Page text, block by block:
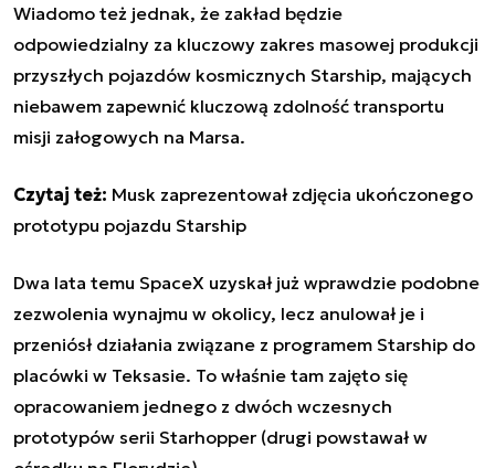
Wiadomo też jednak, że zakład będzie
odpowiedzialny za kluczowy zakres masowej produkcji
przyszłych pojazdów kosmicznych Starship, mających
niebawem zapewnić kluczową zdolność transportu
misji załogowych na Marsa.
Czytaj też: Musk zaprezentował zdjęcia ukończonego
prototypu pojazdu Starship
Dwa lata temu SpaceX uzyskał już wprawdzie podobne
zezwolenia wynajmu w okolicy, lecz anulował je i
przeniósł działania związane z programem Starship do
placówki w Teksasie. To właśnie tam zajęto się
opracowaniem jednego z dwóch wczesnych
prototypów serii Starhopper (drugi powstawał w